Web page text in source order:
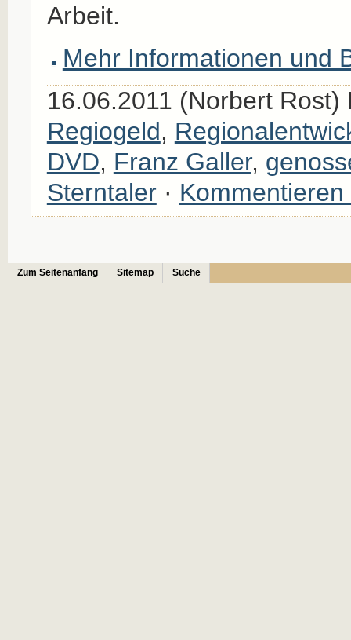
Arbeit.
Mehr Informationen und
16.06.2011 (Norbert Rost)
Regiogeld,
DVD, Franz Galler,
Sterntaler· Kommentieren
Zum Seitenanfang Sitemap Suche